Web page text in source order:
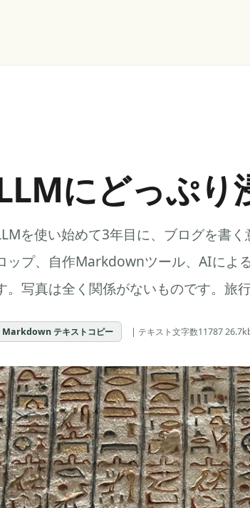
にどっぷり
を使い始めて3年目に、ブログを書
ップ、自作Markdownツール、AIによ
。写真は全く関係がないものです。旅
Markdown テキストコピー | テキスト文字数11787